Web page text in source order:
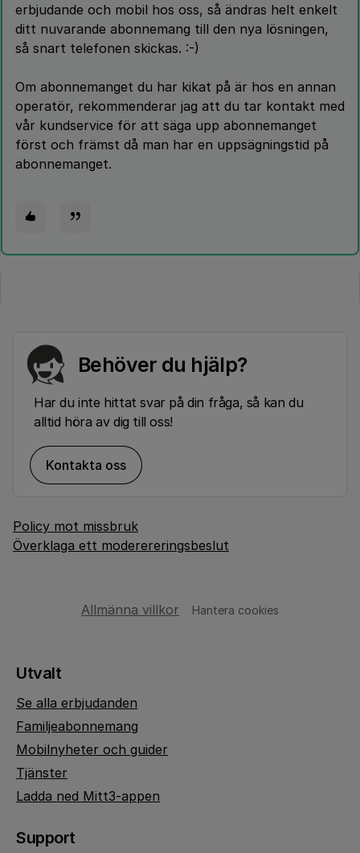
erbjudande och mobil hos oss, så ändras helt enkelt
ditt nuvarande abonnemang till den nya lösningen,
så snart telefonen skickas. :-)
Om abonnemanget du har kikat på är hos en annan
operatör, rekommenderar jag att du tar kontakt med
vår kundservice för att säga upp abonnemanget
först och främst då man har en uppsägningstid på
abonnemanget.
Behöver du hjälp?
Har du inte hittat svar på din fråga, så kan du
alltid höra av dig till oss!
Kontakta oss
Policy mot missbruk
Överklaga ett moderereringsbeslut
Allmänna villkor Hantera cookies
Utvalt
Se alla erbjudanden
Familjeabonnemang
Mobilnyheter och guider
Tjänster
Ladda ned Mitt3-appen
Support